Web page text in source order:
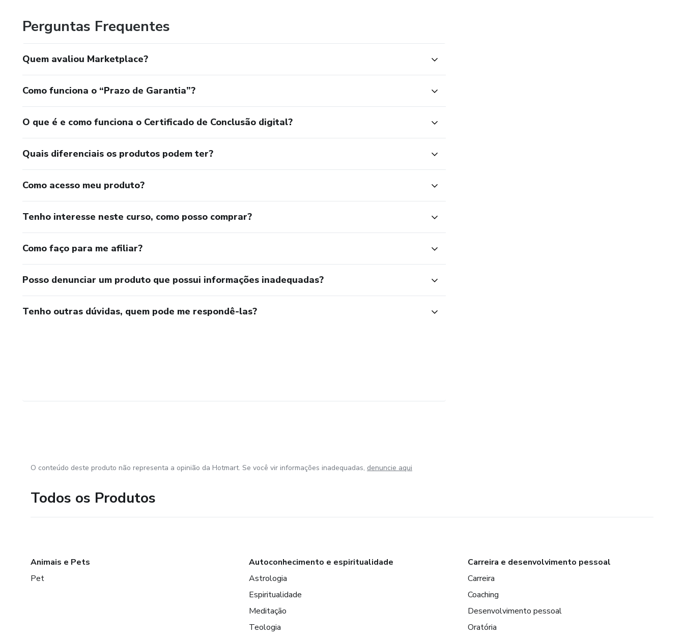
Perguntas Frequentes
Quem avaliou Marketplace?
Como funciona o “Prazo de Garantia”?
O que é e como funciona o Certificado de Conclusão digital?
Quais diferenciais os produtos podem ter?
Como acesso meu produto?
Tenho interesse neste curso, como posso comprar?
Como faço para me afiliar?
Posso denunciar um produto que possui informações inadequadas?
Tenho outras dúvidas, quem pode me respondê-las?
O conteúdo deste produto não representa a opinião da Hotmart. Se você vir informações inadequadas, denuncie aqui
Todos os Produtos
Animais e Pets
Pet
Autoconhecimento e espiritualidade
Astrologia
Espiritualidade
Meditação
Teologia
Carreira e desenvolvimento pessoal
Carreira
Coaching
Desenvolvimento pessoal
Oratória